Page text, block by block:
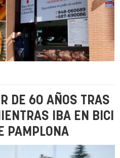
DE 60 AÑOS TRAS
IBA EN BICI
PAMPLONA